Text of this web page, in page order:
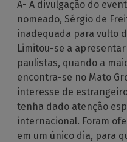
A- A divulgação do
nomeado, Sérgio de
inadequada para vulto
Limitou-se a
paulistas, quando a
encontra-se no Mato
interesse de
tenha dado atenção
internacional. Foram
em um único dia, para